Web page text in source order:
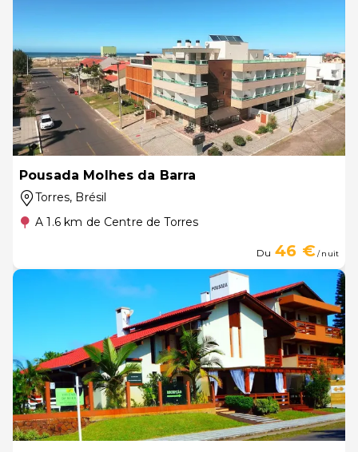
Pousada Molhes da Barra
Torres, Brésil
A 1.6 km de Centre de Torres
Du 46 €/ nuit